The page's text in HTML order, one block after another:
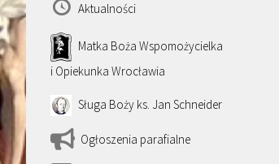
Aktualności
Matka Boża Wspomożycielka
i Opiekunka Wrocławia
Sługa Boży ks. Jan Schneider
Ogłoszenia parafialne